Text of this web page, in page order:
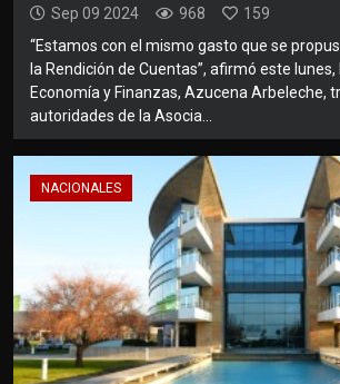
Sep 09 2024 968
159
“Estamos con el mismo gasto que se
la Rendición de Cuentas”, afirmó este
Economía y Finanzas, Azucena Arbeleche,
autoridades de la Asocia...
NACIONALES